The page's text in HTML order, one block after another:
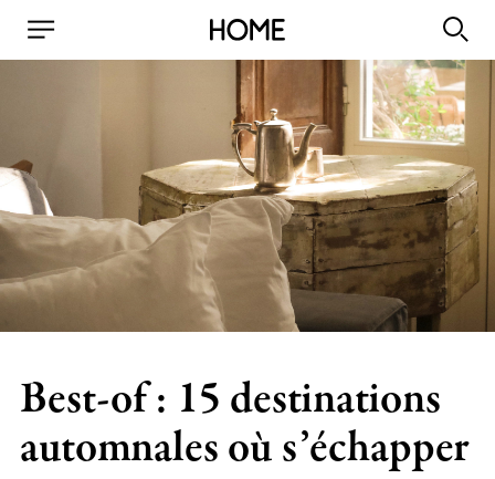
Best-of : 15 destinations
automnales où s’échapper